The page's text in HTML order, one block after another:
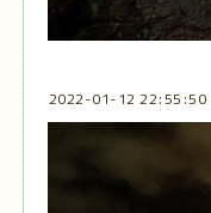
2022-01-12 22:55:50